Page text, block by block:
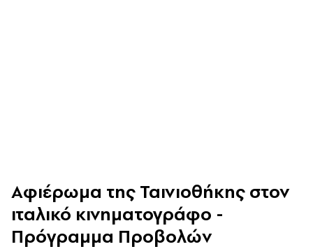
Αφιέρωμα της Ταινιοθήκης στον
ιταλικό κινηματογράφο -
Πρόγραμμα Προβολών